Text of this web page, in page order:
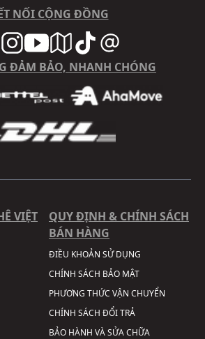
NỐI CỘNG ĐỒNG
ĐẢM BẢO, NHANH CHÓNG
VIỆT
QUY ĐỊNH & CHÍNH SÁCH
BÁN HÀNG
ĐIỀU KHOẢN SỬ DỤNG
CHÍNH SÁCH BẢO MẬT
PHƯƠNG THỨC VẬN CHUYỂN
CHÍNH SÁCH ĐỔI TRẢ
BẢO HÀNH VÀ SỬA CHỮA